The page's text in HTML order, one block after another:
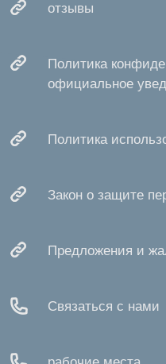
отзывы
Политика
официальное
Политика
Закон о защите
Предложения и
Связаться с нами